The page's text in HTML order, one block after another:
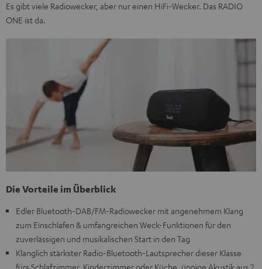
Es gibt viele Radiowecker, aber nur einen HiFi-Wecker. Das RADIO
ONE ist da.
Die Vorteile im Überblick
Edler Bluetooth-DAB/FM-Radiowecker mit angenehmem Klang
zum Einschlafen & umfangreichen Weck-Funktionen für den
zuverlässigen und musikalischen Start in den Tag
Klanglich stärkster Radio-Bluetooth-Lautsprecher dieser Klasse
fürs Schlafzimmer, Kinderzimmer oder Küche, üppige Akustik aus 2